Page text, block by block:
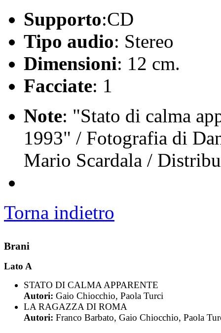
Supporto:CD
Tipo audio: Stereo
Dimensioni: 12 cm.
Facciate: 1
Note: "Stato di calma
1993" / Fotografia di
Mario Scardala /
Torna indietro
Brani
Lato A
STATO DI CALMA APPARENTE
Autori: Gaio Chiocchio, Paola Turci
LA RAGAZZA DI ROMA
Autori: Franco Barbato, Gaio Chiocchio, Paola